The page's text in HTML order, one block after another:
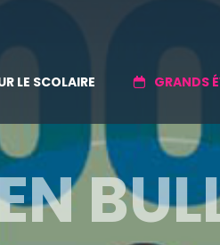
LE SCOLAIRE GRANDS